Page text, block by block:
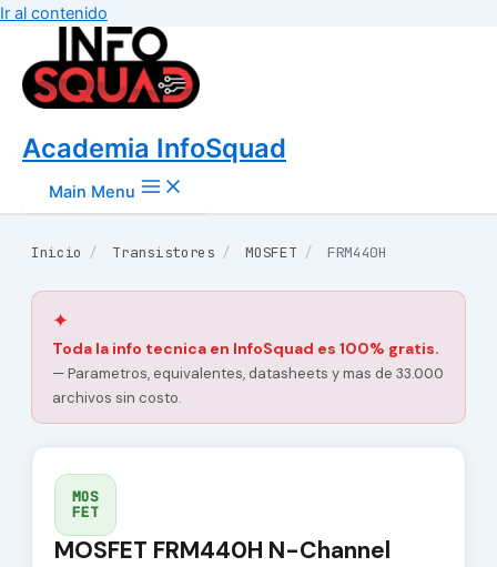
Ir al contenido
Academia InfoSquad
Main Menu
Inicio / Transistores / MOSFET / FRM440H
✦
Toda la info tecnica en InfoSquad es 100% gratis.
— Parametros, equivalentes, datasheets y mas de 33.000
archivos sin costo.
MOS
FET
MOSFET FRM440H N-Channel